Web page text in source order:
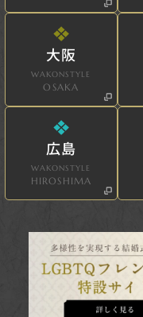
大阪
WAKONSTYLE
OSAKA
広島
WAKONSTYLE
HIROSHIMA